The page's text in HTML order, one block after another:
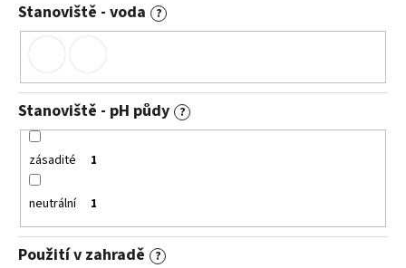
Stanoviště - voda ?
Stanoviště - pH půdy ?
zásadité 1
neutrální 1
Použití v zahradě ?